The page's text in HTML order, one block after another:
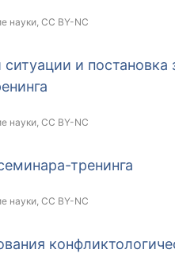
науки, CC BY-NC
и
науки, CC BY-NC
тренинга
науки, CC BY-NC